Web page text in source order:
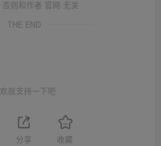
则和作者 官网 无关
THE END
就支持一下吧
分享 收藏